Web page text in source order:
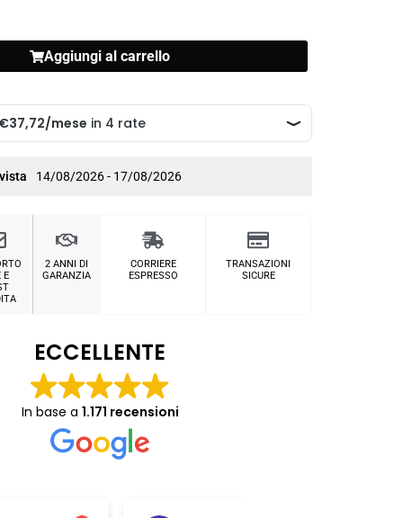
Aggiungi al carrello
14/08/2026 - 17/08/2026
E
2 ANNI DI
GARANZIA
CORRIERE
ESPRESSO
TRANSAZIONI
SICURE
ECCELLENTE
In base a 1.171 recensioni